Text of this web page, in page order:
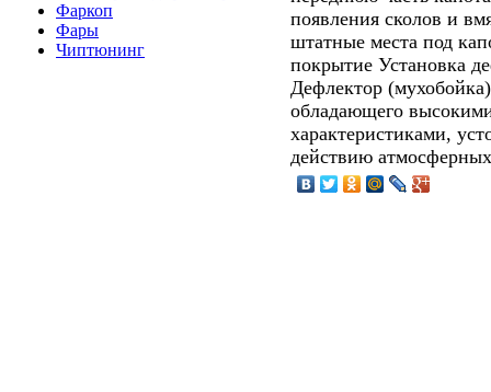
Фаркоп
Фары
Чиптюнинг
появления сколов и
штатные места под
покрытие Установка
Дефлектор
обладающего
характеристиками,
действию